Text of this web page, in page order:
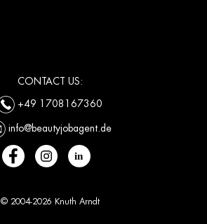
CONTACT US:
+49 1708167360
info@beautyjobagent.de
© 2004-2026 Knuth Arndt